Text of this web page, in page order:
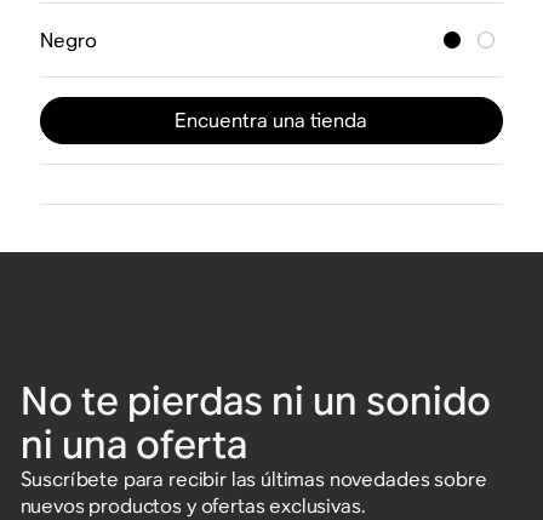
Negro
Encuentra una tienda
No te pierdas ni un sonido
ni una oferta
Suscríbete para recibir las últimas novedades sobre
nuevos productos y ofertas exclusivas.